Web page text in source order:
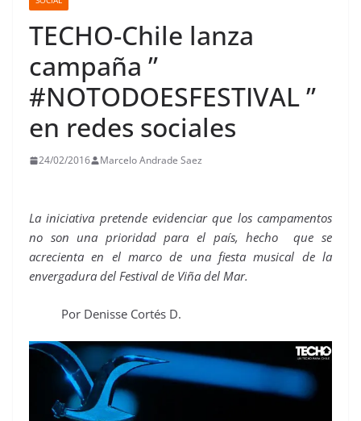
TECHO-Chile lanza
campaña ”
#NOTODOESFESTIVAL ”
en redes sociales
24/02/2016 Marcelo Andrade Saez
La iniciativa pretende evidenciar que los campamentos
no son una prioridad para el país, hecho que se
acrecienta en el marco de una fiesta musical de la
envergadura del Festival de Viña del Mar.
Por Denisse Cortés D.